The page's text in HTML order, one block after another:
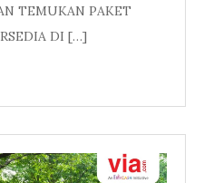
TEMUKAN PAKET
DI […]